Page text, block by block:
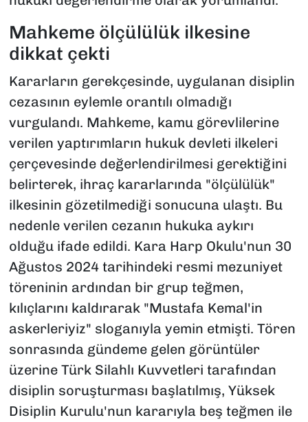
Mahkeme ölçülülük ilkesine
dikkat çekti
Kararların gerekçesinde, uygulanan disiplin
cezasının eylemle orantılı olmadığı
vurgulandı. Mahkeme, kamu görevlilerine
verilen yaptırımların hukuk devleti ilkeleri
çerçevesinde değerlendirilmesi gerektiğini
belirterek, ihraç kararlarında "ölçülülük"
ilkesinin gözetilmediği sonucuna ulaştı. Bu
nedenle verilen cezanın hukuka aykırı
olduğu ifade edildi. Kara Harp Okulu'nun 30
Ağustos 2024 tarihindeki resmi mezuniyet
töreninin ardından bir grup teğmen,
kılıçlarını kaldırarak "Mustafa Kemal'in
askerleriyiz" sloganıyla yemin etmişti. Tören
sonrasında gündeme gelen görüntüler
üzerine Türk Silahlı Kuvvetleri tarafından
disiplin soruşturması başlatılmış, Yüksek
Disiplin Kurulu'nun kararıyla beş teğmen ile